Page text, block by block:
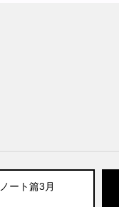
ート篇3月